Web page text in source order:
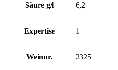
Säure g/l 6,2
Expertise 1
Weinnr. 2325